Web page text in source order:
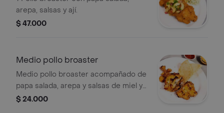
arepa, salsas y ají.
$ 47.000
Medio pollo broaster
Medio pollo broaster acompañado de
papa salada, arepa y salsas de miel y
ají.
$ 24.000